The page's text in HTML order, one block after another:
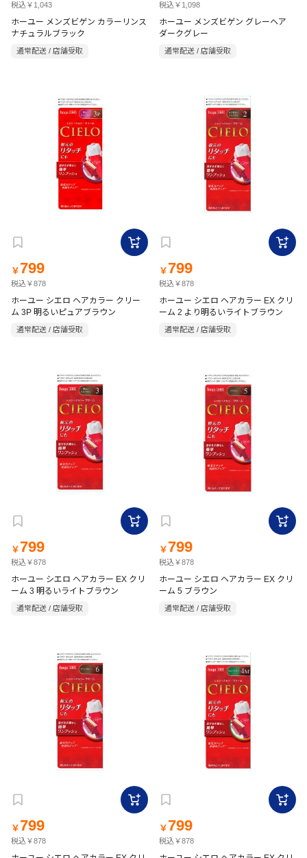
税込￥1,043
ホーユー メンズビゲン カラーリンス
ナチュラルブラック
通常配送 / 店舗受取
税込￥1,098
ホーユー メンズビゲン グレーヘア
ダークグレー
通常配送 / 店舗受取
￥ 799
税込￥878
ホーユー シエロ ヘアカラー クリー
ム 3P 明るいピュアブラウン
通常配送 / 店舗受取
￥ 799
税込￥878
ホーユー シエロ ヘアカラー EX クリ
ーム 2 より明るいライトブラウン
通常配送 / 店舗受取
￥ 799
税込￥878
ホーユー シエロ ヘアカラー EX クリ
ーム 3 明るいライトブラウン
通常配送 / 店舗受取
￥ 799
税込￥878
ホーユー シエロ ヘアカラー EX クリ
ーム 5 ブラウン
通常配送 / 店舗受取
￥ 799
税込￥878
￥ 799
税込￥878